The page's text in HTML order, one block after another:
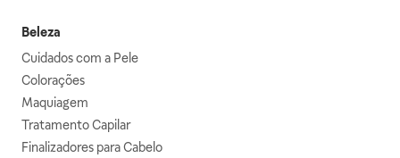
Beleza
Cuidados com a Pele
Colorações
Maquiagem
Tratamento Capilar
Finalizadores para Cabelo